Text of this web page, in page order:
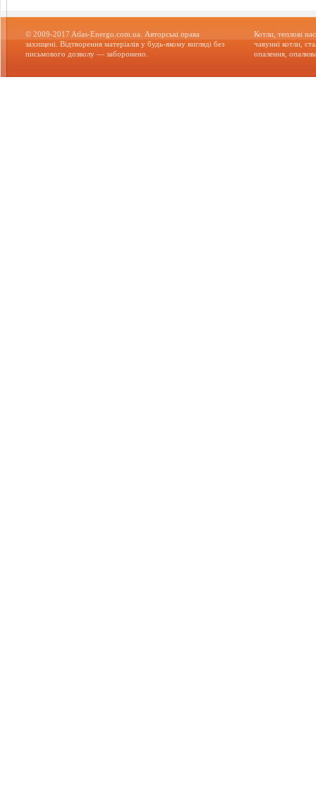
© 2009-2017 Atlas-Energo.com.ua. Авторські права
захищені. Відтворення матеріалів у будь-якому вигляді без
письмового дозволу — заборонено.
Котли, теплові
чавунні котли,
опалення,